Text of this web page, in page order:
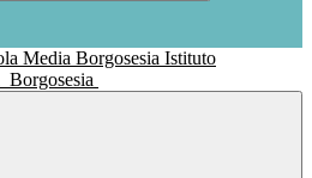
Istituto
Borgosesia